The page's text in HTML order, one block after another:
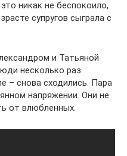
никак не беспокоило,
супругов сыграла с
и Татьяной
несколько раз
– снова сходились. Пара
напряжении. Они не
от влюбленных.